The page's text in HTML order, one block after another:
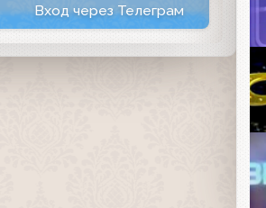
Вход через Телеграм